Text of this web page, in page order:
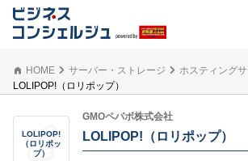
HOME サーバー・ストレージ
ホスティング
LOLIPOP!（ロリポップ）
LOLIPOP!
（ロリポッ
プ）
GMOペパボ株式会社
LOLIPOP!（ロリポップ）